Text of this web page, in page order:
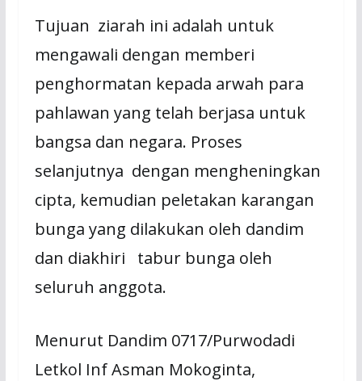
Tujuan ziarah ini adalah untuk
mengawali dengan memberi
penghormatan kepada arwah para
pahlawan yang telah berjasa untuk
bangsa dan negara. Proses
selanjutnya dengan mengheningkan
cipta, kemudian peletakan karangan
bunga yang dilakukan oleh dandim
dan diakhiri tabur bunga oleh
seluruh anggota.
Menurut Dandim 0717/Purwodadi
Letkol Inf Asman Mokoginta,